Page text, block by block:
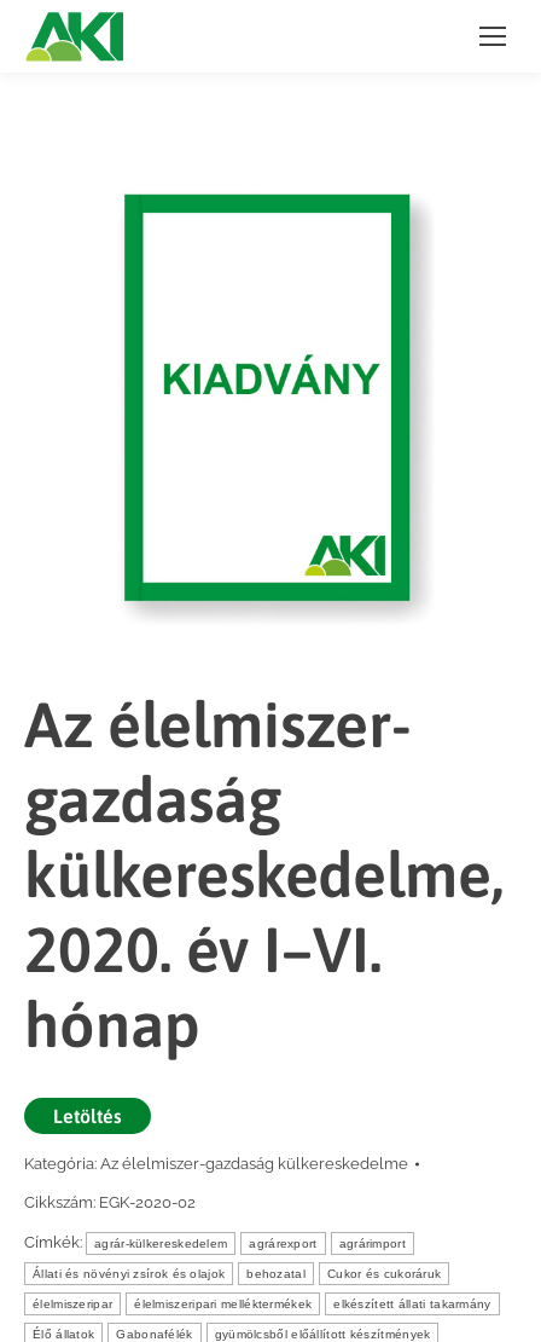
Az élelmiszer-
gazdaság
külkereskedelme,
2020. év I–VI.
hónap
Letöltés
Kategória: Az élelmiszer-gazdaság külkereskedelme
Cikkszám: EGK-2020-02
Címkék: agrár-külkereskedelem agrárexport agrárimport
Állati és növényi zsírok és olajok behozatal Cukor és cukoráruk
élelmiszeripar élelmiszeripari melléktermékek elkészített állati takarmány
Élő állatok Gabonafélék gyümölcsből előállított készítmények